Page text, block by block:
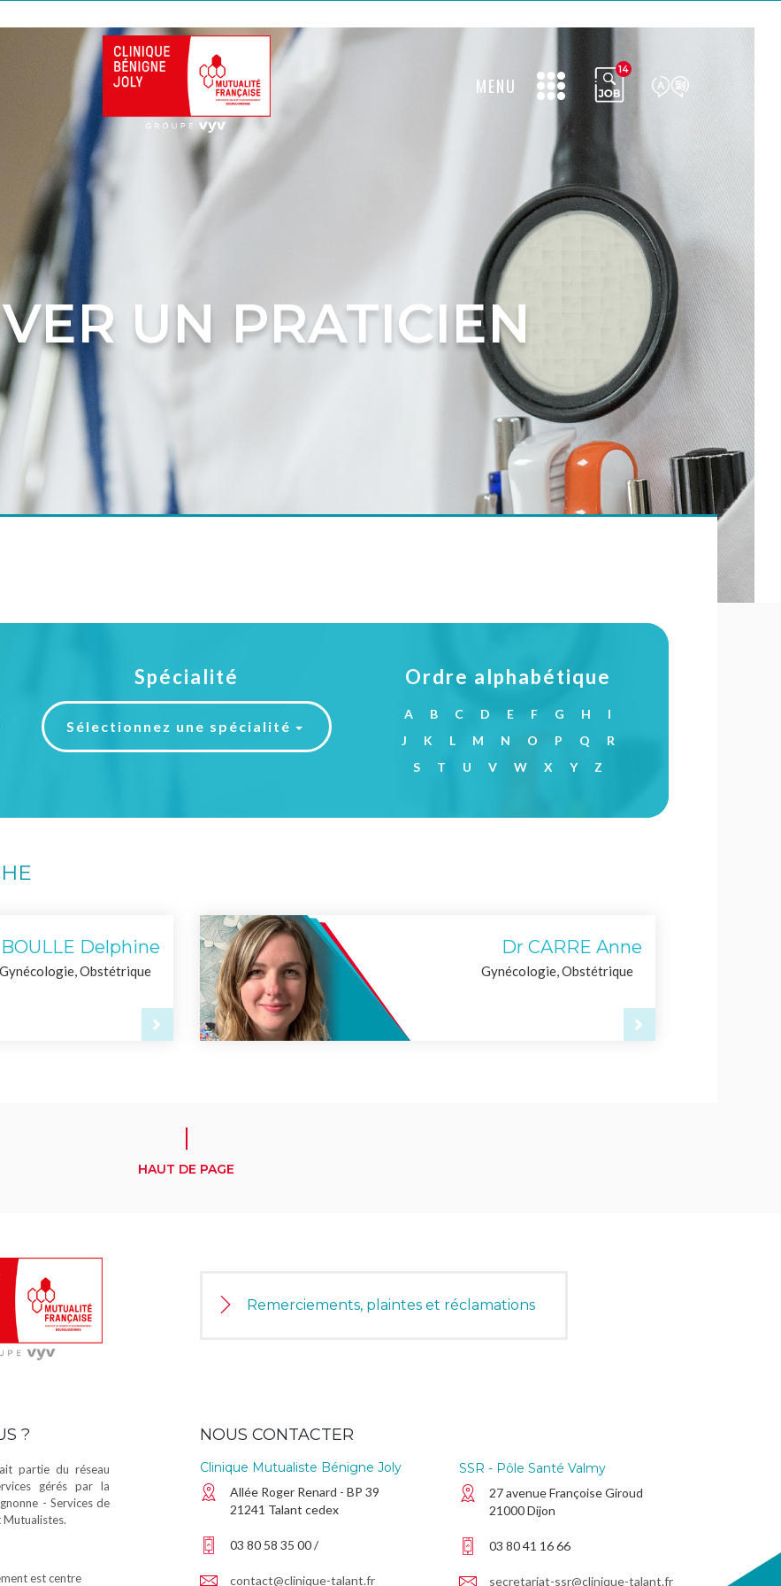
MENU
14
UN PRATICIEN
Spécialité
Sélectionnez une spécialité
Ordre alphabétique
A B C D E F G H
I
J
K L M N O P Q
R
S
T U V W X Y Z
Delphine
Gynécologie, Obstétrique
Dr CARRE Anne
Gynécologie, Obstétrique
HAUT DE PAGE
Remerciements, plaintes et réclamations
?
partie du réseau
gérés par la
- Services de
Mutualistes.
est centre
NOUS CONTACTER
Clinique Mutualiste Bénigne Joly
Allée Roger Renard - BP 39
21241 Talant cedex
03 80 58 35 00 /
contact@clinique-talant.fr
SSR - Pôle Santé Valmy
27 avenue Françoise Giroud
21000 Dijon
03 80 41 16 66
secretariat-ssr@clinique-talant.fr